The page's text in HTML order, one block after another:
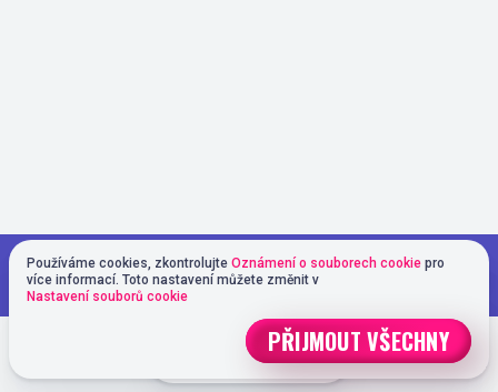
Hrajete v demo verzi. Hra ve skutečném
režimu je mnohem zajímavější
HRAJTE ZA OPRAVDOVÉ
REGISTRACE
Používáme cookies, zkontrolujte Oznámení o souborech cookie pro
více informací. Toto nastavení můžete změnit v
Nastavení souborů cookie
PŘIJMOUT VŠECHNY